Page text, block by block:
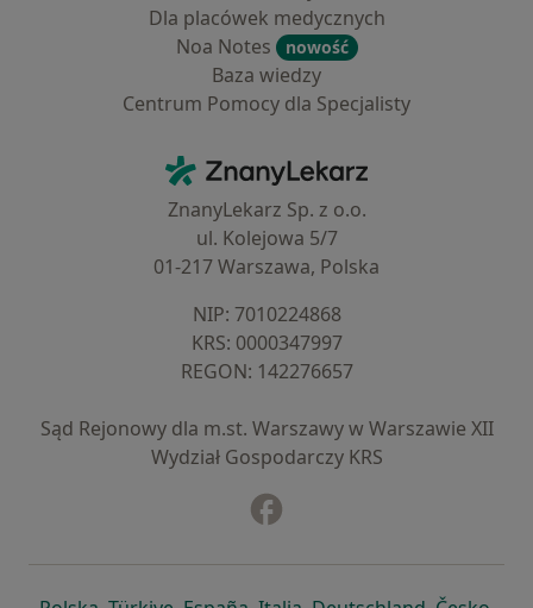
Dla placówek medycznych
Noa Notes
nowość
Baza wiedzy
Centrum Pomocy dla Specjalisty
ZnanyLekarz - Strona główna
ZnanyLekarz Sp. z o.o.
ul. Kolejowa 5/7
01-217 Warszawa, Polska
NIP: ⁠7010224868
KRS: ⁠0000347997
REGON: ⁠142276657
Sąd Rejonowy dla m.st. Warszawy w Warszawie XII
Wydział Gospodarczy KRS